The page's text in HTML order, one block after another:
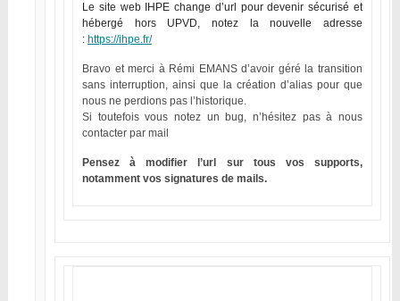
Le site web IHPE change d’url pour devenir sécurisé et
hébergé hors UPVD, notez la nouvelle adresse
: https://ihpe.fr/
Bravo et merci à Rémi EMANS d’avoir géré la transition
sans interruption, ainsi que la création d’alias pour que
nous ne perdions pas l’historique.
Si toutefois vous notez un bug, n’hésitez pas à nous
contacter par mail
Pensez à modifier l’url sur tous vos supports,
notamment vos signatures de mails.